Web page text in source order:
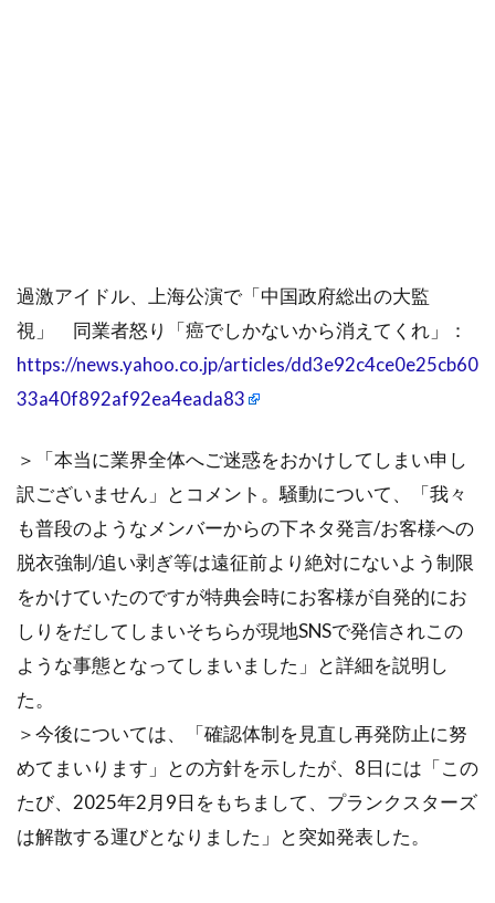
過激アイドル、上海公演で「中国政府総出の大監
視」 同業者怒り「癌でしかないから消えてくれ」：
https://news.yahoo.co.jp/articles/dd3e92c4ce0e25cb60
33a40f892af92ea4eada83
＞「本当に業界全体へご迷惑をおかけしてしまい申し
訳ございません」とコメント。騒動について、「我々
も普段のようなメンバーからの下ネタ発言/お客様への
脱衣強制/追い剥ぎ等は遠征前より絶対にないよう制限
をかけていたのですが特典会時にお客様が自発的にお
しりをだしてしまいそちらが現地SNSで発信されこの
ような事態となってしまいました」と詳細を説明し
た。
＞今後については、「確認体制を見直し再発防止に努
めてまいります」との方針を示したが、8日には「この
たび、2025年2月9日をもちまして、プランクスターズ
は解散する運びとなりました」と突如発表した。